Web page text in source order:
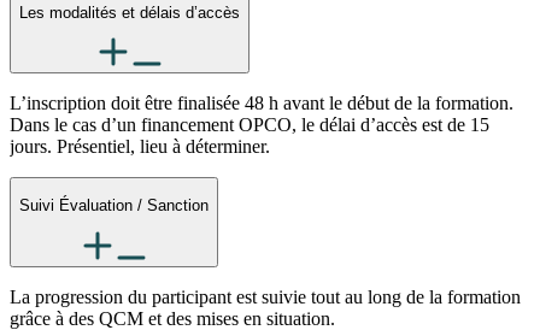
Les modalités et délais d’accès
L’inscription doit être finalisée 48 h avant le début de la formation.
Dans le cas d’un financement OPCO, le délai d’accès est de 15
jours. Présentiel, lieu à déterminer.
Suivi Évaluation / Sanction
La progression du participant est suivie tout au long de la formation
grâce à des QCM et des mises en situation.